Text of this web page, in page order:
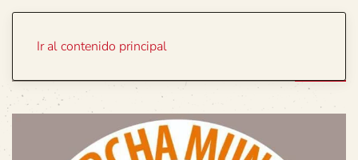
Ir al contenido principal